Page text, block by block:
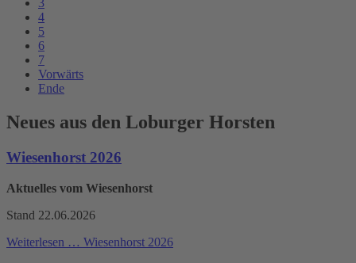
3
4
5
6
7
Vorwärts
Ende
Neues aus den Loburger Horsten
Wiesenhorst 2026
Aktuelles vom Wiesenhorst
Stand 22.06.2026
Weiterlesen … Wiesenhorst 2026